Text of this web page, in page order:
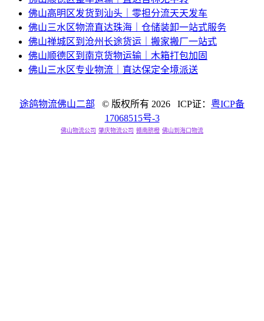
佛山高明区发货到汕头｜零担分流天天发车
佛山三水区物流直达珠海｜仓储装卸一站式服务
佛山禅城区到沧州长途货运｜搬家搬厂一站式
佛山顺德区到南京货物运输｜木箱打包加固
佛山三水区专业物流｜直达保定全境派送
途鸽物流佛山二部 © 版权所有 2026 ICP证： 粤ICP备
17068515号-3
佛山物流公司 肇庆物流公司 赣南脐橙 佛山到海口物流